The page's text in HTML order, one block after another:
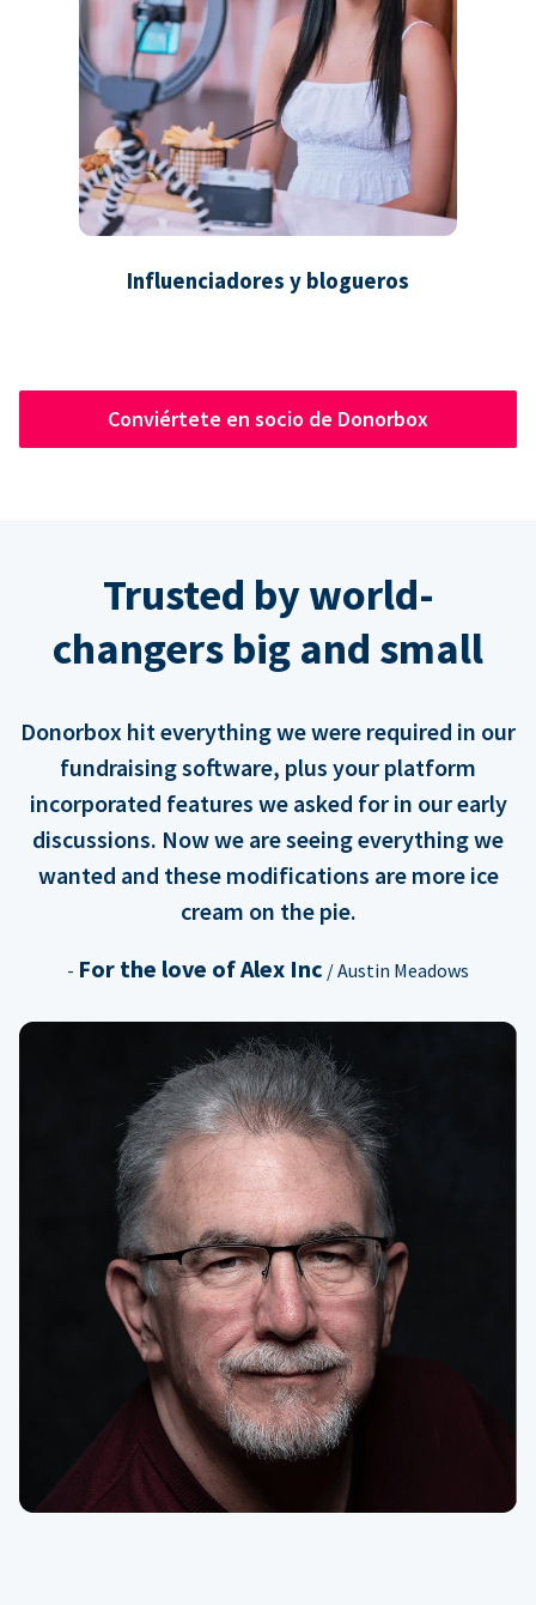
Influenciadores y blogueros
Conviértete en socio de Donorbox
Trusted by world-
changers big and small
Donorbox hit everything we were required in our
fundraising software, plus your platform
incorporated features we asked for in our early
discussions. Now we are seeing everything we
wanted and these modifications are more ice
cream on the pie.
- For the love of Alex Inc / Austin Meadows